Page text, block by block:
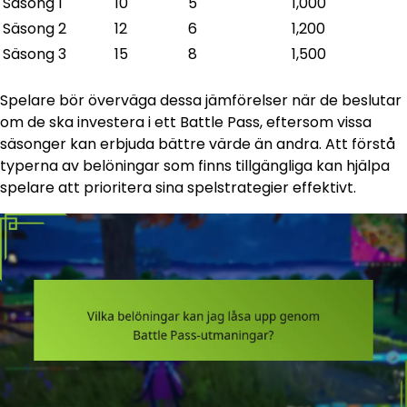
Säsong 2
12 6
1,200
Säsong 3
15 8 1,500
Spelare bör överväga dessa jämförelser när de beslutar
om de ska investera i ett Battle Pass, eftersom vissa
säsonger kan erbjuda bättre värde än andra. Att förstå
typerna av belöningar som finns tillgängliga kan hjälpa
spelare att prioritera sina spelstrategier effektivt.